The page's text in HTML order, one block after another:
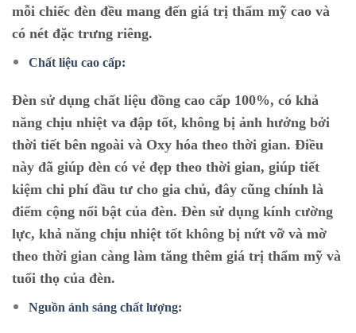
mỗi chiếc đèn đều mang đến giá trị thẩm mỹ cao và
có nét đặc trưng riêng.
Chất liệu cao cấp:
Đèn sử dụng chất liệu đồng cao cấp 100%, có khả
năng chịu nhiệt va đập tốt, không bị ảnh hưởng bởi
thời tiết bên ngoài và Oxy hóa theo thời gian. Điều
này đã giúp đèn có vẻ đẹp theo thời gian, giúp tiết
kiệm chi phí đầu tư cho gia chủ, đây cũng chính là
điểm cộng nổi bật của đèn. Đèn sử dụng kính cường
lực, khả năng chịu nhiệt tốt không bị nứt vỡ và mờ
theo thời gian càng làm tăng thêm giá trị thẩm mỹ và
tuổi thọ của đèn.
Nguồn ánh sáng chất lượng: